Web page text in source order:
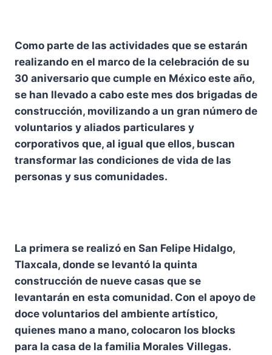
Como parte de las actividades que se estarán
realizando en el marco de la celebración de su
30 aniversario que cumple en México este año,
se han llevado a cabo este mes dos brigadas de
construcción, movilizando a un gran número de
voluntarios y aliados particulares y
corporativos que, al igual que ellos, buscan
transformar las condiciones de vida de las
personas y sus comunidades.
La primera se realizó en San Felipe Hidalgo,
Tlaxcala, donde se levantó la quinta
construcción de nueve casas que se
levantarán en esta comunidad. Con el apoyo de
doce voluntarios del ambiente artístico,
quienes mano a mano, colocaron los blocks
para la casa de la familia Morales Villegas.